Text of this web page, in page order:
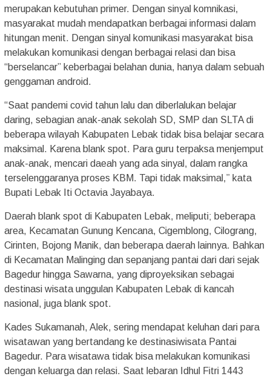
merupakan kebutuhan primer. Dengan sinyal komnikasi,
masyarakat mudah mendapatkan berbagai informasi dalam
hitungan menit. Dengan sinyal komunikasi masyarakat bisa
melakukan komunikasi dengan berbagai relasi dan bisa
“berselancar” keberbagai belahan dunia, hanya dalam sebuah
genggaman android.
“Saat pandemi covid tahun lalu dan diberlalukan belajar
daring, sebagian anak-anak sekolah SD, SMP dan SLTA di
beberapa wilayah Kabupaten Lebak tidak bisa belajar secara
maksimal. Karena blank spot. Para guru terpaksa menjemput
anak-anak, mencari daeah yang ada sinyal, dalam rangka
terselenggaranya proses KBM. Tapi tidak maksimal,” kata
Bupati Lebak Iti Octavia Jayabaya.
Daerah blank spot di Kabupaten Lebak, meliputi; beberapa
area, Kecamatan Gunung Kencana, Cigemblong, Cilograng,
Cirinten, Bojong Manik, dan beberapa daerah lainnya. Bahkan
di Kecamatan Malinging dan sepanjang pantai dari dari sejak
Bagedur hingga Sawarna, yang diproyeksikan sebagai
destinasi wisata unggulan Kabupaten Lebak di kancah
nasional, juga blank spot.
Kades Sukamanah, Alek, sering mendapat keluhan dari para
wisatawan yang bertandang ke destinasiwisata Pantai
Bagedur. Para wisatawa tidak bisa melakukan komunikasi
dengan keluarga dan relasi. Saat lebaran Idhul Fitri 1443